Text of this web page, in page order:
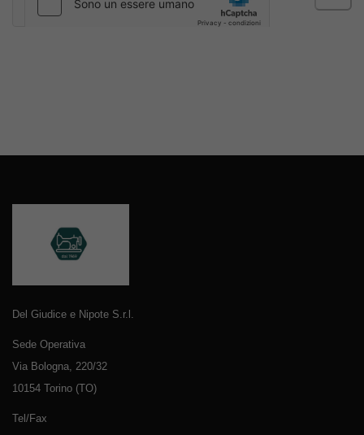
Del Giudice e Nipote S.r.l.
Sede Operativa
Via Bologna, 220/32
10154 Torino (TO)
Tel/Fax